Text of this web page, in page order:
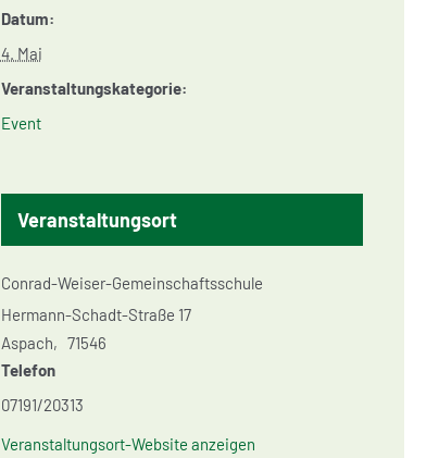
Datum:
4. Mai
Veranstaltungskategorie:
Event
Veranstaltungsort
Conrad-Weiser-Gemeinschaftsschule
Hermann-Schadt-Straße 17
Aspach, 71546
Telefon
07191/20313
Veranstaltungsort-Website anzeigen